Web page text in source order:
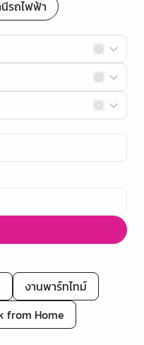
รถไฟฟ้า
งานพาร์ทไทม์
from Home